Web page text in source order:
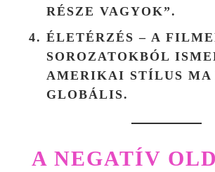
RÉSZE VAGYOK”.
ÉLETÉRZÉS – A
SOROZATOKBÓL
AMERIKAI STÍLUS MA
GLOBÁLIS.
A NEGATÍV